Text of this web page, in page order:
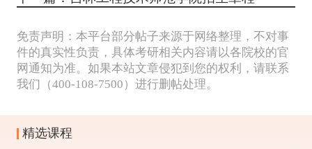
免责声明：本平台部分帖子来源于网络整理，不对事
件的真实性负责，具体考研相关内容请以各院校的官
网通知为准。如果本站文章侵犯到您的权利，请联系
我们（400-108-7500）进行删帖处理。
精选课程